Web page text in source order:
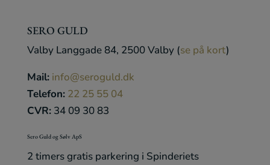
SERO GULD
Valby Langgade 84, 2500 Valby (se på kort)
Mail: info@seroguld.dk
Telefon: 22 25 55 04
CVR: 34 09 30 83
Sero Guld og Sølv ApS
2 timers gratis parkering i Spinderiets